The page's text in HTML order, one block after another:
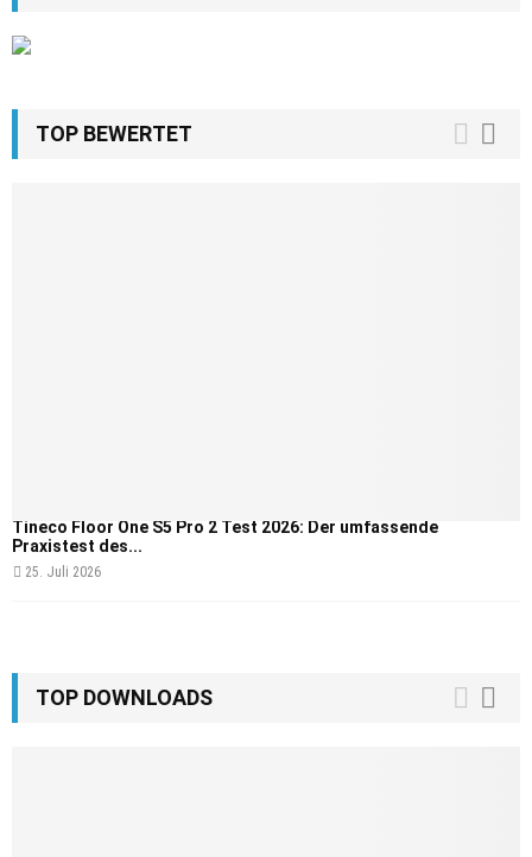
TOP BEWERTET
Tineco Floor One S5 Pro 2 Test 2026: Der umfassende
Praxistest des...
25. Juli 2026
TOP DOWNLOADS